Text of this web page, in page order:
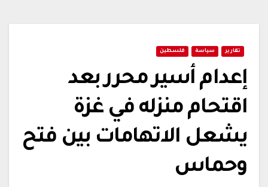
تقارير سياسة فلسطين
إعدام أسير محرر بعد
اقتحام منزله في غزة
يشعل الاتهامات بين فتح
وحماس